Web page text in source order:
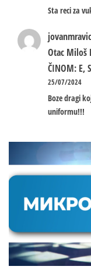
Sta reci za
Otac Miloš
ČINOM: E,
25/07/2024
Boze dragi
uniformu!!!